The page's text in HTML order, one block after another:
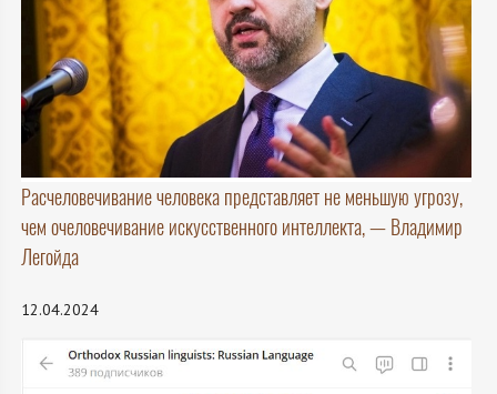
Расчеловечивание человека представляет не меньшую угрозу,
чем очеловечивание искусственного интеллекта, — Владимир
Легойда
12.04.2024